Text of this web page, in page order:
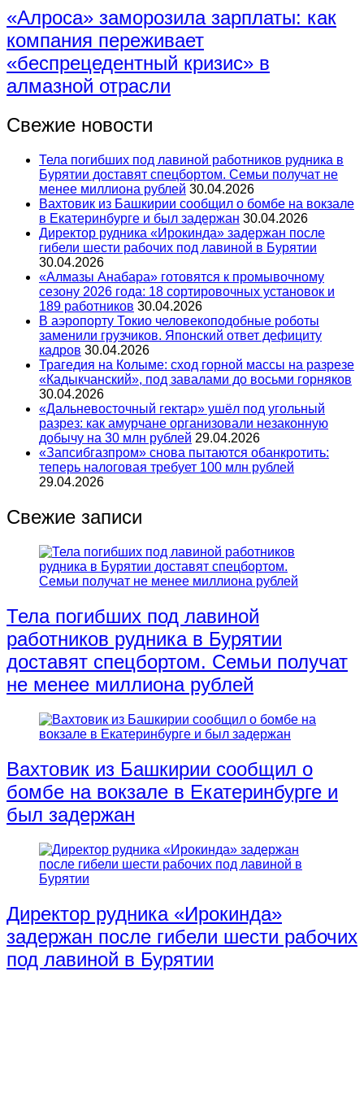
«Алроса» заморозила зарплаты: как
компания переживает
«беспрецедентный кризис» в
алмазной отрасли
Свежие новости
Тела погибших под лавиной работников рудника в
Бурятии доставят спецбортом. Семьи получат не
менее миллиона рублей 30.04.2026
Вахтовик из Башкирии сообщил о бомбе на вокзале
в Екатеринбурге и был задержан 30.04.2026
Директор рудника «Ирокинда» задержан после
гибели шести рабочих под лавиной в Бурятии
30.04.2026
«Алмазы Анабара» готовятся к промывочному
сезону 2026 года: 18 сортировочных установок и
189 работников 30.04.2026
В аэропорту Токио человекоподобные роботы
заменили грузчиков. Японский ответ дефициту
кадров 30.04.2026
Трагедия на Колыме: сход горной массы на разрезе
«Кадыкчанский», под завалами до восьми горняков
30.04.2026
«Дальневосточный гектар» ушёл под угольный
разрез: как амурчане организовали незаконную
добычу на 30 млн рублей 29.04.2026
«Запсибгазпром» снова пытаются обанкротить:
теперь налоговая требует 100 млн рублей
29.04.2026
Свежие записи
Тела погибших под лавиной
работников рудника в Бурятии
доставят спецбортом. Семьи получат
не менее миллиона рублей
Вахтовик из Башкирии сообщил о
бомбе на вокзале в Екатеринбурге и
был задержан
Директор рудника «Ирокинда»
задержан после гибели шести рабочих
под лавиной в Бурятии